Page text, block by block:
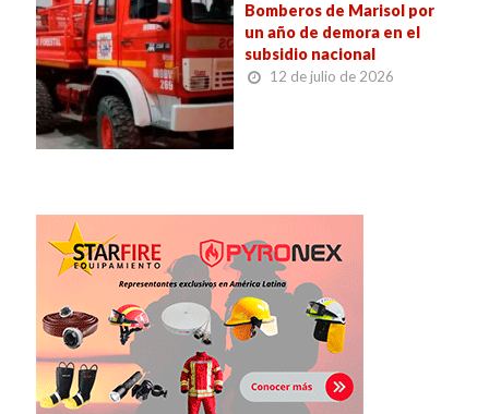
Bomberos de Marisol por
un año de demora en el
subsidio nacional
12 de julio de 2026